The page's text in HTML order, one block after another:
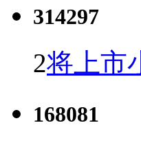
314297
2将上市
168081